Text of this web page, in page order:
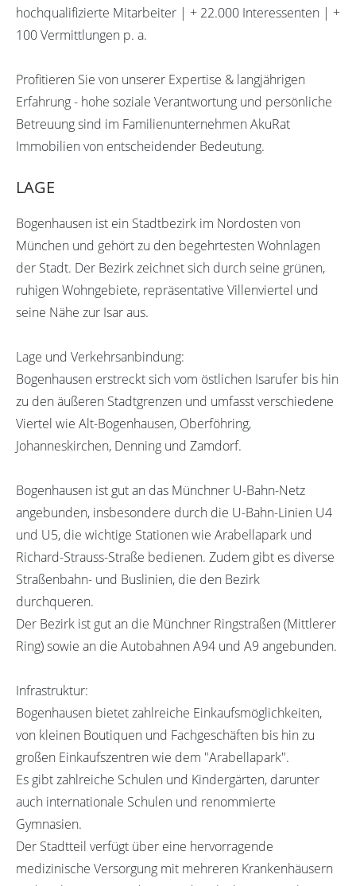
hochqualifizierte Mitarbeiter | + 22.000 Interessenten | +
100 Vermittlungen p. a.
Profitieren Sie von unserer Expertise & langjährigen
Erfahrung - hohe soziale Verantwortung und persönliche
Betreuung sind im Familienunternehmen AkuRat
Immobilien von entscheidender Bedeutung.
LAGE
Bogenhausen ist ein Stadtbezirk im Nordosten von
München und gehört zu den begehrtesten Wohnlagen
der Stadt. Der Bezirk zeichnet sich durch seine grünen,
ruhigen Wohngebiete, repräsentative Villenviertel und
seine Nähe zur Isar aus.
Lage und Verkehrsanbindung:
Bogenhausen erstreckt sich vom östlichen Isarufer bis hin
zu den äußeren Stadtgrenzen und umfasst verschiedene
Viertel wie Alt-Bogenhausen, Oberföhring,
Johanneskirchen, Denning und Zamdorf.
Bogenhausen ist gut an das Münchner U-Bahn-Netz
angebunden, insbesondere durch die U-Bahn-Linien U4
und U5, die wichtige Stationen wie Arabellapark und
Richard-Strauss-Straße bedienen. Zudem gibt es diverse
Straßenbahn- und Buslinien, die den Bezirk
durchqueren.
Der Bezirk ist gut an die Münchner Ringstraßen (Mittlerer
Ring) sowie an die Autobahnen A94 und A9 angebunden.
Infrastruktur:
Bogenhausen bietet zahlreiche Einkaufsmöglichkeiten,
von kleinen Boutiquen und Fachgeschäften bis hin zu
großen Einkaufszentren wie dem "Arabellapark".
Es gibt zahlreiche Schulen und Kindergärten, darunter
auch internationale Schulen und renommierte
Gymnasien.
Der Stadtteil verfügt über eine hervorragende
medizinische Versorgung mit mehreren Krankenhäusern